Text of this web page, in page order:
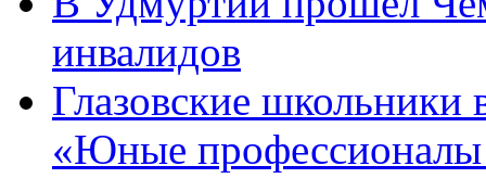
инвалидов
Глазовские школьники
«Юные профессионалы